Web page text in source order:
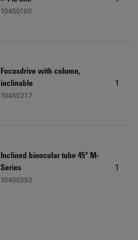
10450160
Focusdrive with column,
inclinable
10450217
1
Inclined binocular tube 45° M-
Series
10450252
1